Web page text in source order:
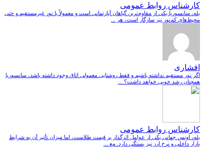
کارشناس روابط عمومی
بله، سانسوریا یکی از مقاوم‌ترین گیاهان آپارتمانی است و معمولاً با نور غیرمستقیم و حتی
محیط‌های کم‌نور نیز سازگار است، هر ...
افشاری
اگر نور مستقیم نداشته باشیم و فقط روشنایی معمولی اتاق وجود داشته باشد، سانسوریا
همچنان رشد خوبی خواهد داشت؟ ...
کارشناس روابط عمومی
بله، اونس جهانی یکی از عوامل اثرگذار بر قیمت طلاست، اما میزان تأثیر آن به شرایط
بازار داخلی و نرخ ارز نیز بستگی دارد. مع ...